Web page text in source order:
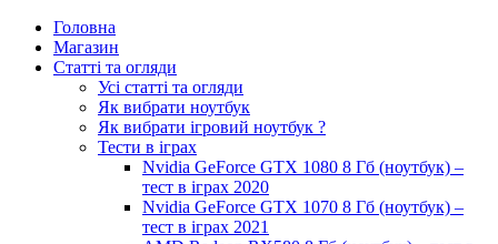
Головна
Магазин
Статті та огляди
Усі статті та огляди
Як вибрати ноутбук
Як вибрати ігровий ноутбук ?
Тести в іграх
Nvidia GeForce GTX 1080 8 Гб (ноутбук) –
тест в іграх 2020
Nvidia GeForce GTX 1070 8 Гб (ноутбук) –
тест в іграх 2021